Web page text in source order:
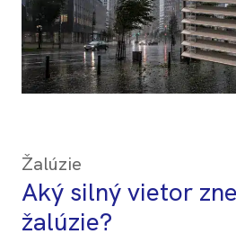
Žalúzie
Aký silný vietor
žalúzie?